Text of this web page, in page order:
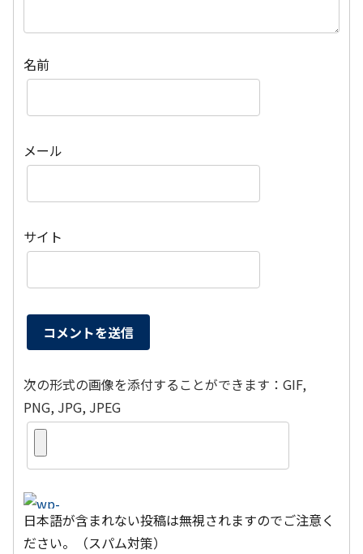
名前
メール
サイト
次の形式の画像を添付することができます：GIF,
PNG, JPG, JPEG
日本語が含まれない投稿は無視されますのでご注意く
ださい。（スパム対策）